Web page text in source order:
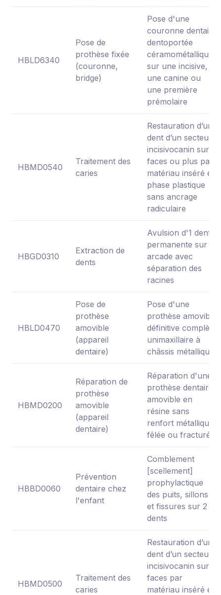
HBLD6340
Pose de
prothèse fixée
(couronne,
bridge)
Pose d'une
couronne dentaire
dentoportée
céramométallique
sur une incisive,
une canine ou
une première
prémolaire
HBMD0540
Traitement des
caries
Restauration d’une
dent d’un secteur
incisivocanin sur 3
faces ou plus par
matériau inséré en
phase plastique
sans ancrage
radiculaire
HBGD0310
Extraction de
dents
Avulsion d'1 dent
permanente sur
arcade avec
séparation des
racines
HBLD0470
Pose de
prothèse
amovible
(appareil
dentaire)
Pose d'une
prothèse amovible
définitive complète
unimaxillaire à
châssis métallique
HBMD0200
Réparation de
prothèse
amovible
(appareil
dentaire)
Réparation d'une
prothèse dentaire
amovible en
résine sans
renfort métallique,
fêlée ou fracturée
HBBD0060
Prévention
dentaire chez
l'enfant
Comblement
[scellement]
prophylactique
des puits, sillons
et fissures sur 2
dents
HBMD0500
Traitement des
caries
Restauration d’une
dent d’un secteur
incisivocanin sur 2
faces par
matériau inséré en